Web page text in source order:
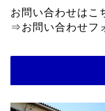
お問い合わせはこ
⇒お問い合わせフ